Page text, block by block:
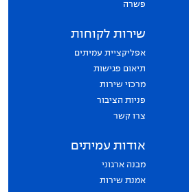
פשרה
שירות לקוחות
אפליקציית עמיתים
תיאום פגישות
מרכזי שירות
פניות הציבור
צרו קשר
אודות עמיתים
מבנה ארגוני
אמנת שירות